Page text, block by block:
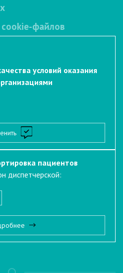
файлов
условий оказания
пациентов
диспетчерской: